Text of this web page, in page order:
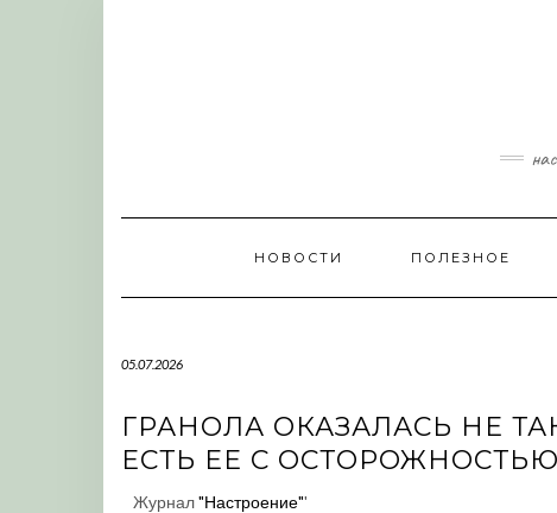
НОВОСТИ ПОЛЕЗНОЕ
05.07.2026
ГРАНОЛА ОКАЗАЛАСЬ НЕ
ЕСТЬ ЕЕ С ОСТОРОЖНОСТЬЮ
Журнал"Настроение"'